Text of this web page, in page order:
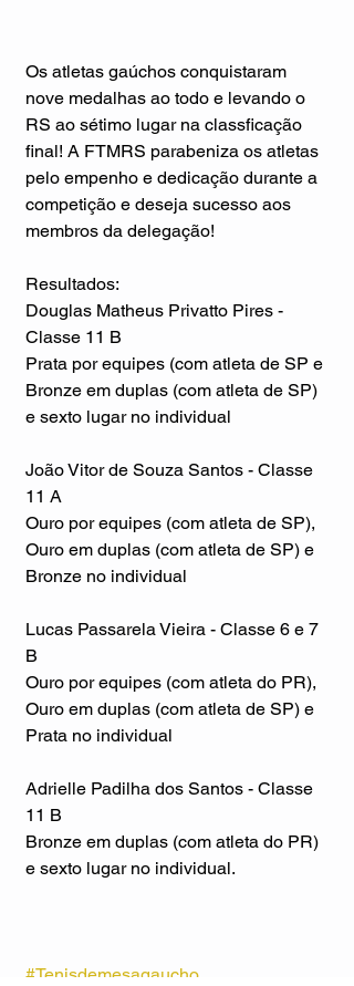
Os atletas gaúchos conquistaram
nove medalhas ao todo e levando o
RS ao sétimo lugar na classficação
final! A FTMRS parabeniza os atletas
pelo empenho e dedicação durante a
competição e deseja sucesso aos
membros da delegação!
Resultados:
Douglas Matheus Privatto Pires -
Classe 11 B
Prata por equipes (com atleta de SP e
Bronze em duplas (com atleta de SP)
e sexto lugar no individual
João Vitor de Souza Santos - Classe
11 A
Ouro por equipes (com atleta de SP),
Ouro em duplas (com atleta de SP) e
Bronze no individual
Lucas Passarela Vieira - Classe 6 e 7
B
Ouro por equipes (com atleta do PR),
Ouro em duplas (com atleta de SP) e
Prata no individual
Adrielle Padilha dos Santos - Classe
11 B
Bronze em duplas (com atleta do PR)
e sexto lugar no individual.
#Tenisdemesagaucho